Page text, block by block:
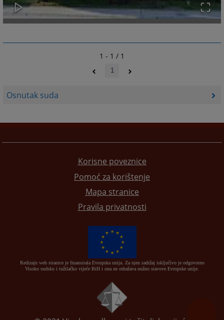
Osnutak suda
1 - 1 / 1
1
Korisne poveznice
Pomoć za korištenje
Mapa stranice
Pravila privatnosti
Redizajn web stranice je finansirala Evropska unija. Za njen sadržaj isključivo je odgovorno
Visoko sudsko i tužilačko vijeće BiH i ona ne odražava nužno stavove Evropske unije.